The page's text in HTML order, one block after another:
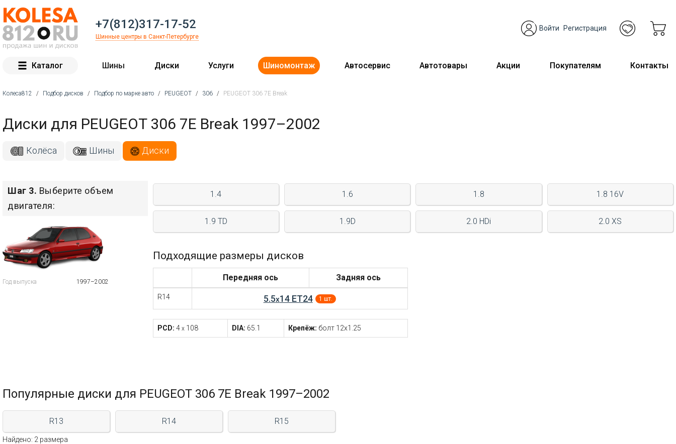
+7(812)317-17-52
Шинные центры в Санкт-Петербурге
Войти Регистрация
Каталог Шины Диски Услуги Шиномонтаж Автосервис Автотовары Акции Покупателям Контакты
Колеса812 / Подбор дисков / Подбор по марке авто / PEUGEOT / 306 / PEUGEOT 306 7E Break
Диски для PEUGEOT 306 7E Break 1997–2002
Колёса Шины Диски
Шаг 3. Выберите объем
двигателя:
Год выпуска 1997–2002
1.4 1.6 1.8 1.8 16V
1.9 TD 1.9D 2.0 HDi 2.0 XS
Подходящие размеры дисков
Передняя ось Задняя ось
R14 5.5x14 ET24 1 шт.
PCD: 4 x108 DIA: 65.1 Крепёж: болт 12x1.25
Популярные диски для PEUGEOT 306 7E Break 1997–2002
R13 R14 R15
Найдено: 2 размера